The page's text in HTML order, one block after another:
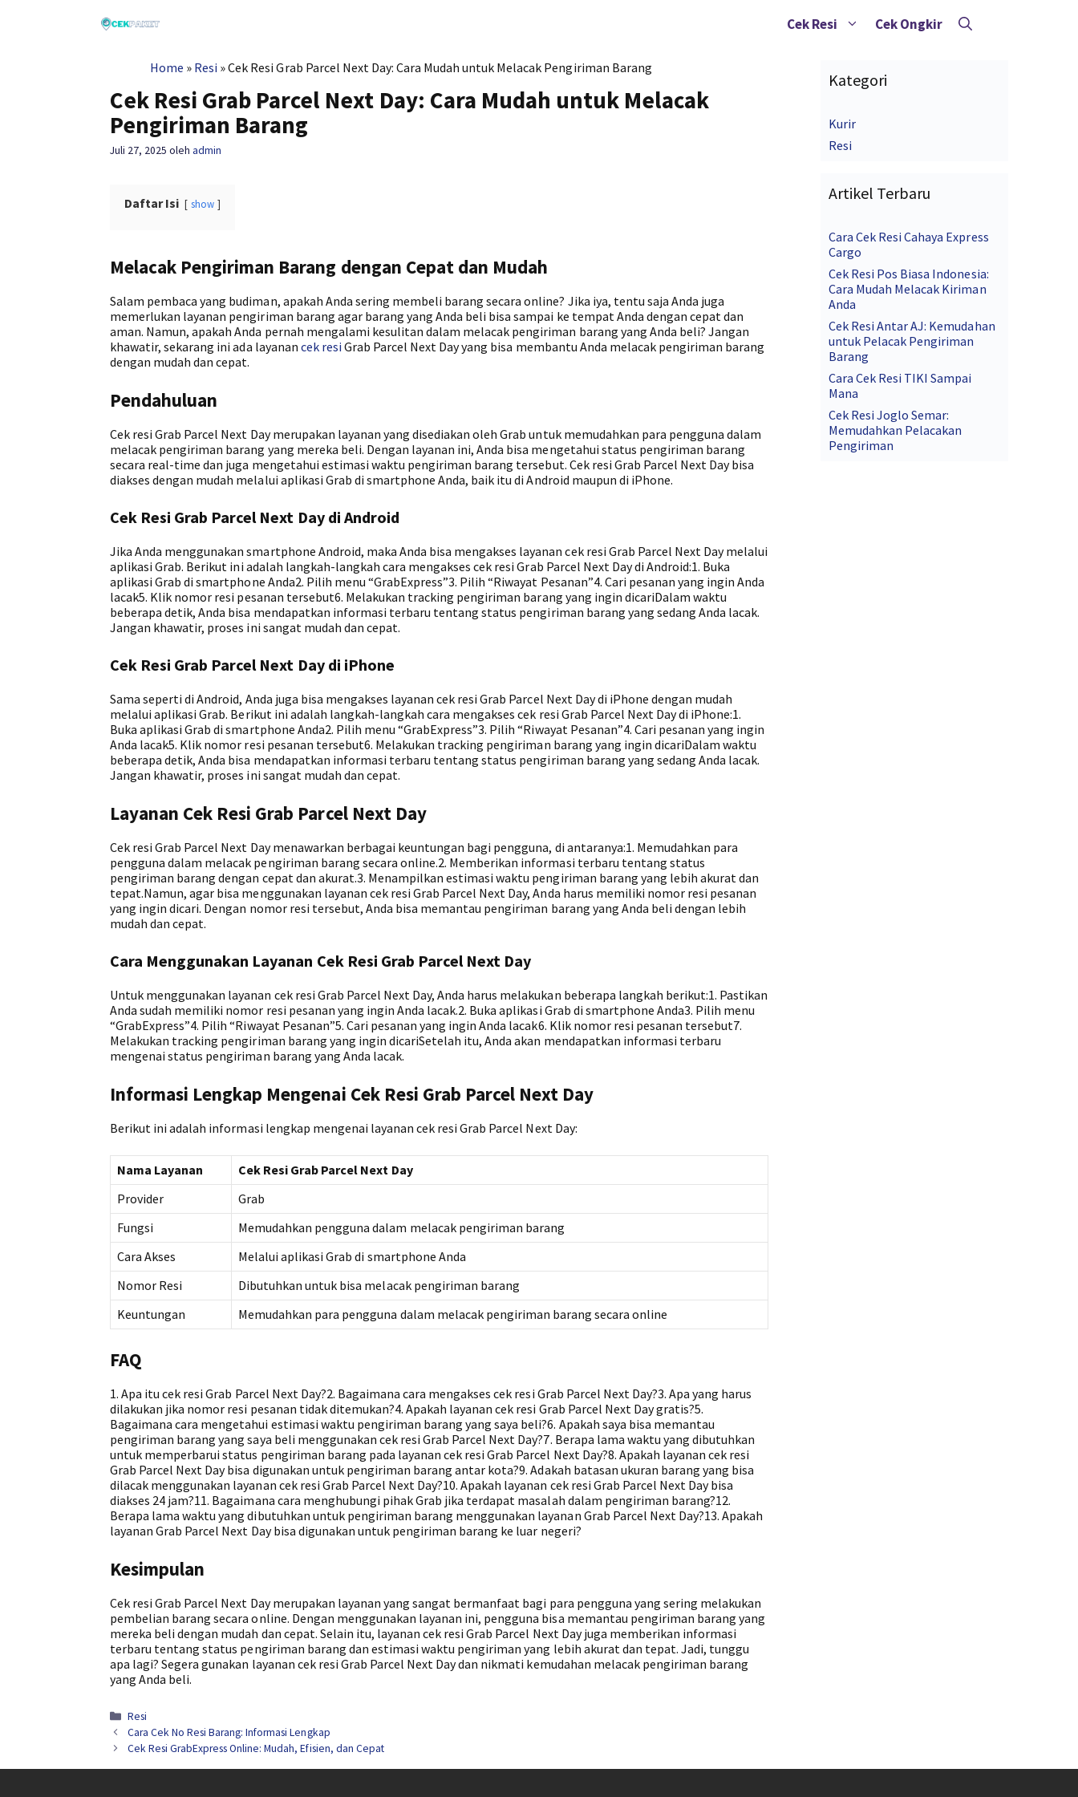
Cek Resi Cek Ongkir
Home » Resi »Cek Resi Grab Parcel Next Day: Cara Mudah untuk Melacak Pengiriman Barang
Cek Resi Grab Parcel Next Day: Cara Mudah untuk Melacak
Pengiriman Barang
Juli 27, 2025 oleh admin
Daftar Isi show
Melacak Pengiriman Barang dengan Cepat dan Mudah
Salam pembaca yang budiman, apakah Anda sering membeli barang secara online? Jika iya, tentu saja Anda juga
memerlukan layanan pengiriman barang agar barang yang Anda beli bisa sampai ke tempat Anda dengan cepat dan
aman. Namun, apakah Anda pernah mengalami kesulitan dalam melacak pengiriman barang yang Anda beli? Jangan
khawatir, sekarang ini ada layanan cek resi Grab Parcel Next Day yang bisa membantu Anda melacak pengiriman barang
dengan mudah dan cepat.
Pendahuluan
Cek resi Grab Parcel Next Day merupakan layanan yang disediakan oleh Grab untuk memudahkan para pengguna dalam
melacak pengiriman barang yang mereka beli. Dengan layanan ini, Anda bisa mengetahui status pengiriman barang
secara real-time dan juga mengetahui estimasi waktu pengiriman barang tersebut. Cek resi Grab Parcel Next Day bisa
diakses dengan mudah melalui aplikasi Grab di smartphone Anda, baik itu di Android maupun di iPhone.
Cek Resi Grab Parcel Next Day di Android
Jika Anda menggunakan smartphone Android, maka Anda bisa mengakses layanan cek resi Grab Parcel Next Day melalui
aplikasi Grab. Berikut ini adalah langkah-langkah cara mengakses cek resi Grab Parcel Next Day di Android:1. Buka
aplikasi Grab di smartphone Anda2. Pilih menu “GrabExpress”3. Pilih “Riwayat Pesanan”4. Cari pesanan yang ingin Anda
lacak5. Klik nomor resi pesanan tersebut6. Melakukan tracking pengiriman barang yang ingin dicariDalam waktu
beberapa detik, Anda bisa mendapatkan informasi terbaru tentang status pengiriman barang yang sedang Anda lacak.
Jangan khawatir, proses ini sangat mudah dan cepat.
Cek Resi Grab Parcel Next Day di iPhone
Sama seperti di Android, Anda juga bisa mengakses layanan cek resi Grab Parcel Next Day di iPhone dengan mudah
melalui aplikasi Grab. Berikut ini adalah langkah-langkah cara mengakses cek resi Grab Parcel Next Day di iPhone:1.
Buka aplikasi Grab di smartphone Anda2. Pilih menu “GrabExpress”3. Pilih “Riwayat Pesanan”4. Cari pesanan yang ingin
Anda lacak5. Klik nomor resi pesanan tersebut6. Melakukan tracking pengiriman barang yang ingin dicariDalam waktu
beberapa detik, Anda bisa mendapatkan informasi terbaru tentang status pengiriman barang yang sedang Anda lacak.
Jangan khawatir, proses ini sangat mudah dan cepat.
Layanan Cek Resi Grab Parcel Next Day
Cek resi Grab Parcel Next Day menawarkan berbagai keuntungan bagi pengguna, di antaranya:1. Memudahkan para
pengguna dalam melacak pengiriman barang secara online.2. Memberikan informasi terbaru tentang status
pengiriman barang dengan cepat dan akurat.3. Menampilkan estimasi waktu pengiriman barang yang lebih akurat dan
tepat.Namun, agar bisa menggunakan layanan cek resi Grab Parcel Next Day, Anda harus memiliki nomor resi pesanan
yang ingin dicari. Dengan nomor resi tersebut, Anda bisa memantau pengiriman barang yang Anda beli dengan lebih
mudah dan cepat.
Cara Menggunakan Layanan Cek Resi Grab Parcel Next Day
Untuk menggunakan layanan cek resi Grab Parcel Next Day, Anda harus melakukan beberapa langkah berikut:1. Pastikan
Anda sudah memiliki nomor resi pesanan yang ingin Anda lacak.2. Buka aplikasi Grab di smartphone Anda3. Pilih menu
“GrabExpress”4. Pilih “Riwayat Pesanan”5. Cari pesanan yang ingin Anda lacak6. Klik nomor resi pesanan tersebut7.
Melakukan tracking pengiriman barang yang ingin dicariSetelah itu, Anda akan mendapatkan informasi terbaru
mengenai status pengiriman barang yang Anda lacak.
Informasi Lengkap Mengenai Cek Resi Grab Parcel Next Day
Berikut ini adalah informasi lengkap mengenai layanan cek resi Grab Parcel Next Day:
Nama Layanan
Cek Resi Grab Parcel Next Day
Provider
Grab
Fungsi
Memudahkan pengguna dalam melacak pengiriman barang
Cara Akses
Melalui aplikasi Grab di smartphone Anda
Nomor Resi
Dibutuhkan untuk bisa melacak pengiriman barang
Keuntungan
Memudahkan para pengguna dalam melacak pengiriman barang secara online
FAQ
1. Apa itu cek resi Grab Parcel Next Day?2. Bagaimana cara mengakses cek resi Grab Parcel Next Day?3. Apa yang harus
dilakukan jika nomor resi pesanan tidak ditemukan?4. Apakah layanan cek resi Grab Parcel Next Day gratis?5.
Bagaimana cara mengetahui estimasi waktu pengiriman barang yang saya beli?6. Apakah saya bisa memantau
pengiriman barang yang saya beli menggunakan cek resi Grab Parcel Next Day?7. Berapa lama waktu yang dibutuhkan
untuk memperbarui status pengiriman barang pada layanan cek resi Grab Parcel Next Day?8. Apakah layanan cek resi
Grab Parcel Next Day bisa digunakan untuk pengiriman barang antar kota?9. Adakah batasan ukuran barang yang bisa
dilacak menggunakan layanan cek resi Grab Parcel Next Day?10. Apakah layanan cek resi Grab Parcel Next Day bisa
diakses 24 jam?11. Bagaimana cara menghubungi pihak Grab jika terdapat masalah dalam pengiriman barang?12.
Berapa lama waktu yang dibutuhkan untuk pengiriman barang menggunakan layanan Grab Parcel Next Day?13. Apakah
layanan Grab Parcel Next Day bisa digunakan untuk pengiriman barang ke luar negeri?
Kesimpulan
Cek resi Grab Parcel Next Day merupakan layanan yang sangat bermanfaat bagi para pengguna yang sering melakukan
pembelian barang secara online. Dengan menggunakan layanan ini, pengguna bisa memantau pengiriman barang yang
mereka beli dengan mudah dan cepat. Selain itu, layanan cek resi Grab Parcel Next Day juga memberikan informasi
terbaru tentang status pengiriman barang dan estimasi waktu pengiriman yang lebih akurat dan tepat. Jadi, tunggu
apa lagi? Segera gunakan layanan cek resi Grab Parcel Next Day dan nikmati kemudahan melacak pengiriman barang
yang Anda beli.
Kategori
Resi
Cara Cek No Resi Barang: Informasi Lengkap
Cek Resi GrabExpress Online: Mudah, Efisien, dan Cepat
Kategori
Kurir
Resi
Artikel Terbaru
Cara Cek Resi Cahaya Express
Cargo
Cek Resi Pos Biasa Indonesia:
Cara Mudah Melacak Kiriman
Anda
Cek Resi Antar AJ: Kemudahan
untuk Pelacak Pengiriman
Barang
Cara Cek Resi TIKI Sampai
Mana
Cek Resi Joglo Semar:
Memudahkan Pelacakan
Pengiriman